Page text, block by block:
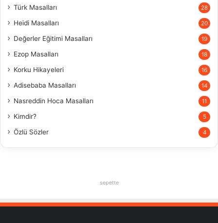
Türk Masalları 28
Heidi Masalları 20
Değerler Eğitimi Masalları 19
Ezop Masalları 18
Korku Hikayeleri 16
Adisebaba Masalları 14
Nasreddin Hoca Masalları 11
Kimdir? 5
Özlü Sözler 4
sepette